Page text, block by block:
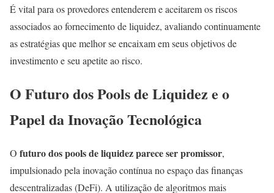
É vital para os provedores entenderem e aceitarem os riscos
associados ao fornecimento de liquidez, avaliando continuamente
as estratégias que melhor se encaixam em seus objetivos de
investimento e seu apetite ao risco.
O Futuro dos Pools de Liquidez e o
Papel da Inovação Tecnológica
O futuro dos pools de liquidez parece ser promissor,
impulsionado pela inovação contínua no espaço das finanças
descentralizadas (DeFi). A utilização de algoritmos mais